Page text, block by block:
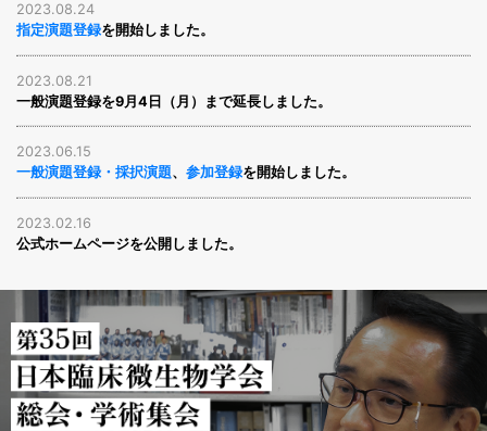
2023.08.24
指定演題登録を開始しました。
2023.08.21
一般演題登録を9月4日（月）まで延長しました。
2023.06.15
一般演題登録・採択演題、 参加登録を開始しました。
2023.02.16
公式ホームページを公開しました。